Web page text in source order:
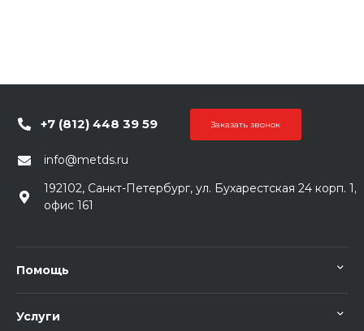
+7 (812) 448 39 59 Заказать звонок
info@metds.ru
192102, Санкт-Петербург, ул. Бухарестская 24 корп. 1,
офис 161
Помощь
Услуги